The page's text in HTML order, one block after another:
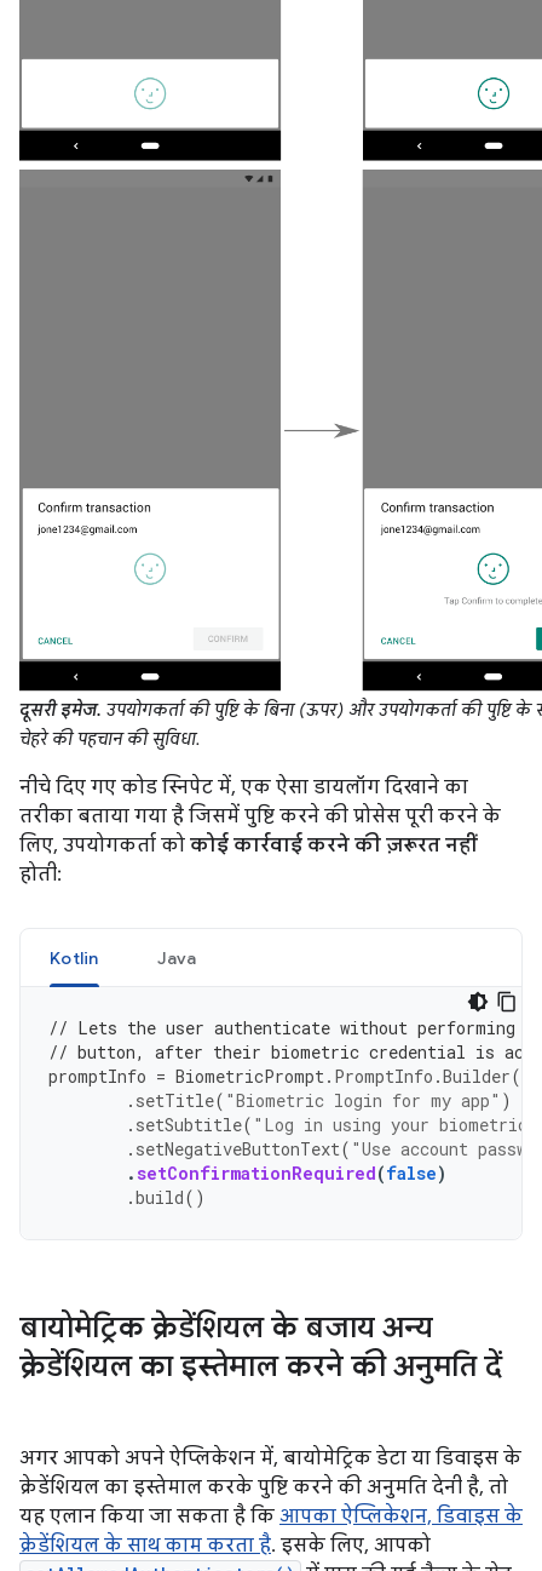
दूसरी इमेज. उपयोगकर्ता की पुष्टि के बिना (ऊपर) और उपयोगकर्ता की पुष्टि के
चेहरे की पहचान की सुविधा.
नीचे दिए गए कोड स्निपेट में, एक ऐसा डायलॉग दिखाने का
तरीका बताया गया है जिसमें पुष्टि करने की प्रोसेस पूरी करने के
लिए, उपयोगकर्ता को कोई कार्रवाई करने की ज़रूरत नहीं
होती:
Kotlin Java
// Lets the user authenticate without performing
// button, after their biometric credential is
promptInfo = BiometricPrompt. PromptInfo .Builder()
. setTitle( "Biometric login for my app" )
. setSubtitle( "Log in using your biometric
. setNegativeButtonText( "Use account
.setConfirmationRequired(false)
.build()
बायोमेट्रिक क्रेडेंशियल के बजाय अन्य
क्रेडेंशियल का इस्तेमाल करने की अनुमति दें
अगर आपको अपने ऐप्लिकेशन में, बायोमेट्रिक डेटा या डिवाइस के
क्रेडेंशियल का इस्तेमाल करके पुष्टि करने की अनुमति देनी है, तो
यह एलान किया जा सकता है कि आपका ऐप्लिकेशन, डिवाइस के
क्रेडेंशियल के साथ काम करता है. इसके लिए, आपको